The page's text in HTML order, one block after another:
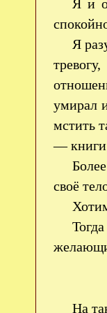
Я и
Я
умирал
мстить
— книги
своё
На